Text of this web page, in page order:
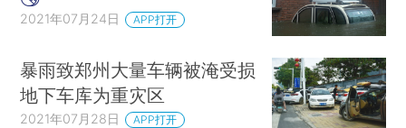
2021年07月24日 APP打开
暴雨致郑州大量车辆被淹受损
地下车库为重灾区
2021年07月28日 APP打开